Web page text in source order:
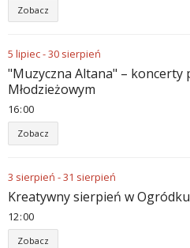
Zobacz
5 lipiec-30 sierpień
"Muzyczna Altana" – koncerty
Młodzieżowym
16:00
Zobacz
3 sierpień -31 sierpień
Kreatywny sierpień w
12:00
Zobacz